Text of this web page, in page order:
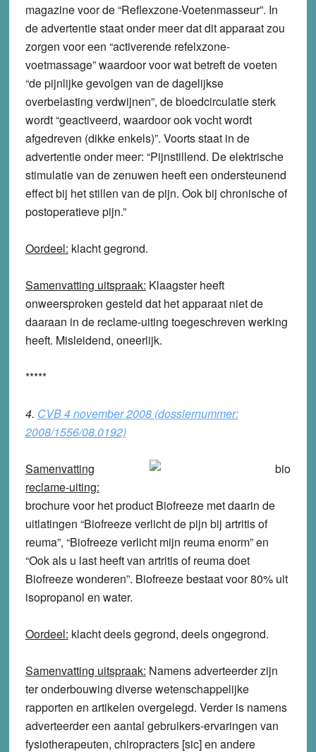
magazine voor de “Reflexzone-Voetenmasseur”. In
de advertentie staat onder meer dat dit apparaat zou
zorgen voor een “activerende refelxzone-
voetmassage” waardoor voor wat betreft de voeten
“de pijnlijke gevolgen van de dagelijkse
overbelasting verdwijnen”, de bloedcirculatie sterk
wordt “geactiveerd, waardoor ook vocht wordt
afgedreven (dikke enkels)”. Voorts staat in de
advertentie onder meer: “Pijnstillend. De elektrische
stimulatie van de zenuwen heeft een ondersteunend
effect bij het stillen van de pijn. Ook bij chronische of
postoperatieve pijn.”
Oordeel: klachtgegrond.
Samenvatting uitspraak: Klaagster heeft
onweersproken gesteld dat het apparaat niet de
daaraan in de reclame-uiting toegeschreven werking
heeft. Misleidend, oneerlijk.
*****
4. CVB 4 november 2008 (dossiernummer:
2008/1556/08.0192)
Samenvatting
reclame-uiting:
brochure voor het product Biofreeze met daarin de
uitlatingen “Biofreeze verlicht de pijn bij artritis of
reuma”, “Biofreeze verlicht mijn reuma enorm” en
“Ook als u last heeft van artritis of reuma doet
Biofreeze wonderen”. Biofreeze bestaat voor 80% uit
isopropanol en water.
Oordeel: klachtdeels gegrond, deels ongegrond.
Samenvatting uitspraak: Namens adverteerder zijn
ter onderbouwing diverse wetenschappelijke
rapporten en artikelen overgelegd. Verder is namens
adverteerder een aantal gebruikers-ervaringen van
fysiotherapeuten, chiropracters [sic] en andere